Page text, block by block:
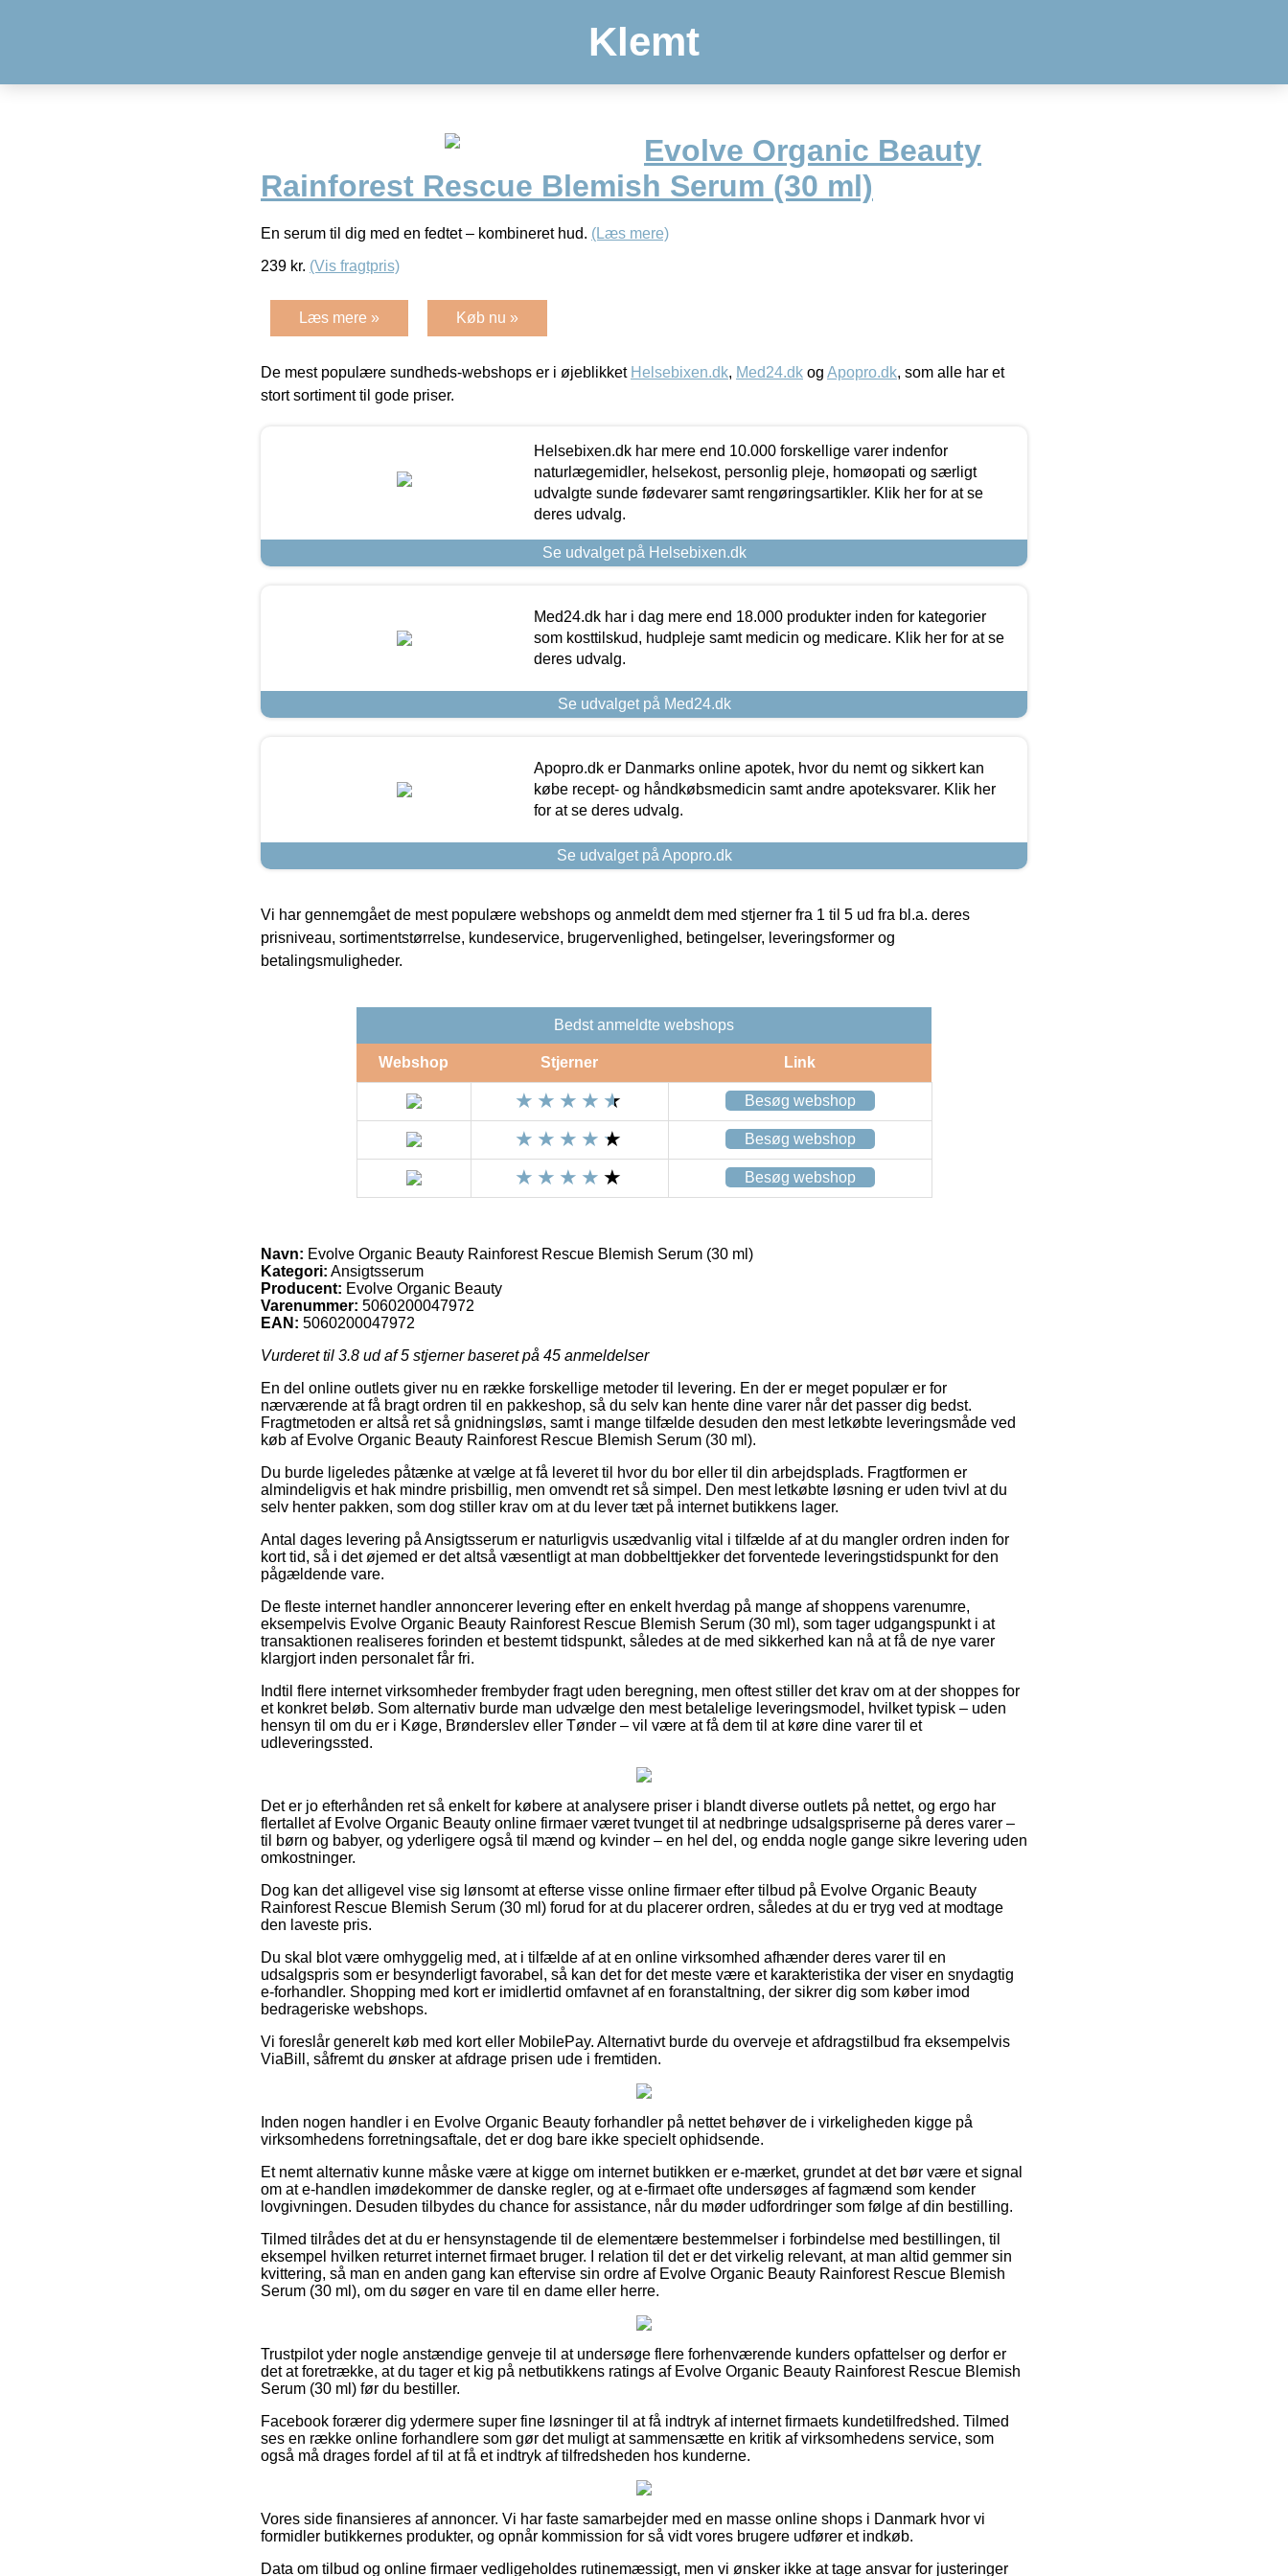
Klemt
Evolve Organic Beauty
Rainforest Rescue Blemish Serum (30 ml)
En serum til dig med en fedtet – kombineret hud. (Læs mere)
239 kr. (Vis fragtpris)
Læs mere » Køb nu »
De mest populære sundheds-webshops er i øjeblikket Helsebixen.dk, Med24.dk og Apopro.dk, som alle har et
stort sortiment til gode priser.
Helsebixen.dk har mere end 10.000 forskellige varer indenfor
naturlægemidler, helsekost, personlig pleje, homøopati og særligt
udvalgte sunde fødevarer samt rengøringsartikler. Klik her for at se
deres udvalg.
Se udvalget på Helsebixen.dk
Med24.dk har i dag mere end 18.000 produkter inden for kategorier
som kosttilskud, hudpleje samt medicin og medicare. Klik her for at se
deres udvalg.
Se udvalget på Med24.dk
Apopro.dk er Danmarks online apotek, hvor du nemt og sikkert kan
købe recept- og håndkøbsmedicin samt andre apoteksvarer. Klik her
for at se deres udvalg.
Se udvalget på Apopro.dk
Vi har gennemgået de mest populære webshops og anmeldt dem med stjerner fra 1 til 5 ud fra bl.a. deres
prisniveau, sortimentstørrelse, kundeservice, brugervenlighed, betingelser, leveringsformer og
betalingsmuligheder.
Bedst anmeldte webshops
Webshop Stjerner Link
Besøg webshop
Besøg webshop
Besøg webshop
Navn: Evolve Organic Beauty Rainforest Rescue Blemish Serum (30 ml)
Kategori: Ansigtsserum
Producent: Evolve Organic Beauty
Varenummer: 5060200047972
EAN: 5060200047972
Vurderet til 3.8 ud af 5 stjerner baseret på 45 anmeldelser
En del online outlets giver nu en række forskellige metoder til levering. En der er meget populær er for
nærværende at få bragt ordren til en pakkeshop, så du selv kan hente dine varer når det passer dig bedst.
Fragtmetoden er altså ret så gnidningsløs, samt i mange tilfælde desuden den mest letkøbte leveringsmåde ved
køb af Evolve Organic Beauty Rainforest Rescue Blemish Serum (30 ml).
Du burde ligeledes påtænke at vælge at få leveret til hvor du bor eller til din arbejdsplads. Fragtformen er
almindeligvis et hak mindre prisbillig, men omvendt ret så simpel. Den mest letkøbte løsning er uden tvivl at du
selv henter pakken, som dog stiller krav om at du lever tæt på internet butikkens lager.
Antal dages levering på Ansigtsserum er naturligvis usædvanlig vital i tilfælde af at du mangler ordren inden for
kort tid, så i det øjemed er det altså væsentligt at man dobbelttjekker det forventede leveringstidspunkt for den
pågældende vare.
De fleste internet handler annoncerer levering efter en enkelt hverdag på mange af shoppens varenumre,
eksempelvis Evolve Organic Beauty Rainforest Rescue Blemish Serum (30 ml), som tager udgangspunkt i at
transaktionen realiseres forinden et bestemt tidspunkt, således at de med sikkerhed kan nå at få de nye varer
klargjort inden personalet får fri.
Indtil flere internet virksomheder frembyder fragt uden beregning, men oftest stiller det krav om at der shoppes for
et konkret beløb. Som alternativ burde man udvælge den mest betalelige leveringsmodel, hvilket typisk – uden
hensyn til om du er i Køge, Brønderslev eller Tønder – vil være at få dem til at køre dine varer til et
udleveringssted.
Det er jo efterhånden ret så enkelt for købere at analysere priser i blandt diverse outlets på nettet, og ergo har
flertallet af Evolve Organic Beauty online firmaer været tvunget til at nedbringe udsalgspriserne på deres varer –
til børn og babyer, og yderligere også til mænd og kvinder – en hel del, og endda nogle gange sikre levering uden
omkostninger.
Dog kan det alligevel vise sig lønsomt at efterse visse online firmaer efter tilbud på Evolve Organic Beauty
Rainforest Rescue Blemish Serum (30 ml) forud for at du placerer ordren, således at du er tryg ved at modtage
den laveste pris.
Du skal blot være omhyggelig med, at i tilfælde af at en online virksomhed afhænder deres varer til en
udsalgspris som er besynderligt favorabel, så kan det for det meste være et karakteristika der viser en snydagtig
e-forhandler. Shopping med kort er imidlertid omfavnet af en foranstaltning, der sikrer dig som køber imod
bedrageriske webshops.
Vi foreslår generelt køb med kort eller MobilePay. Alternativt burde du overveje et afdragstilbud fra eksempelvis
ViaBill, såfremt du ønsker at afdrage prisen ude i fremtiden.
Inden nogen handler i en Evolve Organic Beauty forhandler på nettet behøver de i virkeligheden kigge på
virksomhedens forretningsaftale, det er dog bare ikke specielt ophidsende.
Et nemt alternativ kunne måske være at kigge om internet butikken er e-mærket, grundet at det bør være et signal
om at e-handlen imødekommer de danske regler, og at e-firmaet ofte undersøges af fagmænd som kender
lovgivningen. Desuden tilbydes du chance for assistance, når du møder udfordringer som følge af din bestilling.
Tilmed tilrådes det at du er hensynstagende til de elementære bestemmelser i forbindelse med bestillingen, til
eksempel hvilken returret internet firmaet bruger. I relation til det er det virkelig relevant, at man altid gemmer sin
kvittering, så man en anden gang kan eftervise sin ordre af Evolve Organic Beauty Rainforest Rescue Blemish
Serum (30 ml), om du søger en vare til en dame eller herre.
Trustpilot yder nogle anstændige genveje til at undersøge flere forhenværende kunders opfattelser og derfor er
det at foretrække, at du tager et kig på netbutikkens ratings af Evolve Organic Beauty Rainforest Rescue Blemish
Serum (30 ml) før du bestiller.
Facebook forærer dig ydermere super fine løsninger til at få indtryk af internet firmaets kundetilfredshed. Tilmed
ses en række online forhandlere som gør det muligt at sammensætte en kritik af virksomhedens service, som
også må drages fordel af til at få et indtryk af tilfredsheden hos kunderne.
Vores side finansieres af annoncer. Vi har faste samarbejder med en masse online shops i Danmark hvor vi
formidler butikkernes produkter, og opnår kommission for så vidt vores brugere udfører et indkøb.
Data om tilbud og online firmaer vedligeholdes rutinemæssigt, men vi ønsker ikke at tage ansvar for justeringer